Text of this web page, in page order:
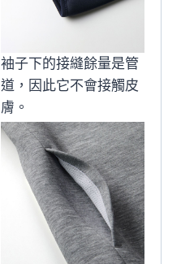
袖子下的接縫餘量是管
道，因此它不會接觸皮
膚。